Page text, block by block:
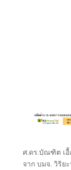
ศ.ดร.บัณฑิต เอื้
จาก บมจ. วิริ